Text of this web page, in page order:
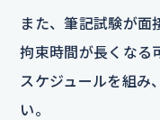
また、筆記試験が面
拘束時間が長くなる
スケジュールを組み
い。